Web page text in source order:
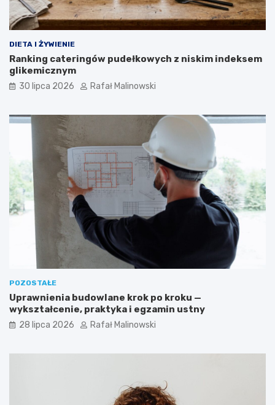
DIETA I ŻYWIENIE
Ranking cateringów pudełkowych z niskim indeksem
glikemicznym
30 lipca 2026 Rafał Malinowski
POZOSTAŁE
Uprawnienia budowlane krok po kroku —
wykształcenie, praktyka i egzamin ustny
28 lipca 2026 Rafał Malinowski